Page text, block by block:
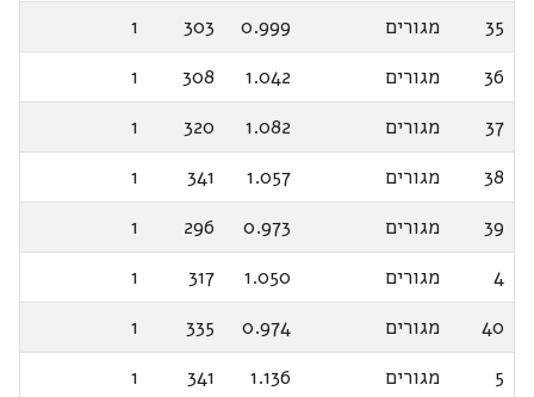
35
מגורים 0.999
303
1
36
מגורים 1.042
308
1
37
מגורים 1.082
320
1
38
מגורים 1.057
341
1
39
מגורים 0.973
296
1
4
מגורים 1.050
317
1
40
מגורים 0.974
335
1
5
מגורים 1.136
341
1